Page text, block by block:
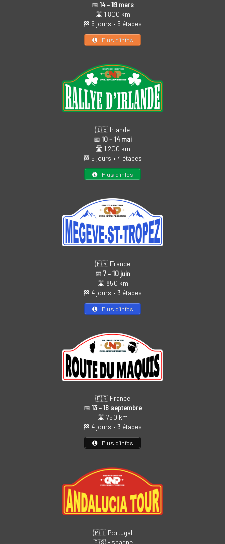
📅 14 – 19 mars
🛣️ 1 800 km
🏁 6 jours • 5 étapes
Plus d’infos
🇮🇪 Irlande
📅 10 – 14 mai
🛣️ 1 200 km
🏁 5 jours • 4 étapes
Plus d’infos
🇫🇷 France
📅 7 – 10 juin
🛣️ 850 km
🏁 4 jours • 3 étapes
Plus d’infos
🇫🇷 France
📅 13 – 16 septembre
🛣️ 750 km
🏁 4 jours • 3 étapes
Plus d’infos
🇵🇹 Portugal